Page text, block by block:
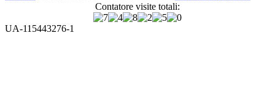
Contatore visite totali:
UA-115443276-1